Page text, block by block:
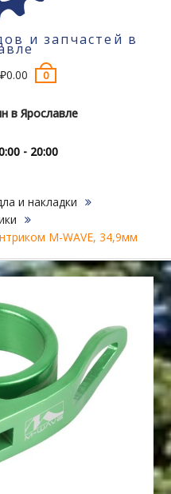
и запчастей в
₽0.00 0
в Ярославле
- 20:00
и накладки
M-WAVE, 34,9мм